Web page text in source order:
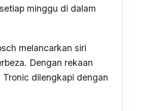
minggu di dalam
melancarkan siri
Dengan rekaan
dilengkapi dengan